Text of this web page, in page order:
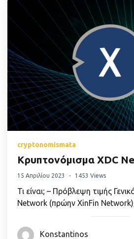
cryptonomismata
Κρυπτονόμισμα XDC
15 Απριλίου 2023 1453 Views
Τι είναι; – Πρόβλεψη τιμής
Network (πρώην XinFin Network),
Konstantinos